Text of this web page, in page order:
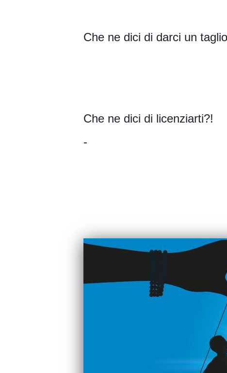
Che ne dici di darci un
Che ne dici di licenziarti?!
-